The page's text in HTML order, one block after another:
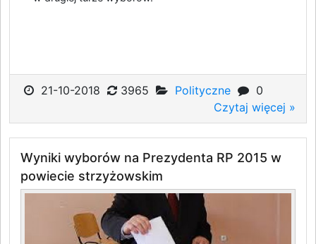
21-10-2018 3965 Polityczne
0
Czytaj więcej »
Wyniki wyborów na Prezydenta RP 2015 w
powiecie strzyżowskim